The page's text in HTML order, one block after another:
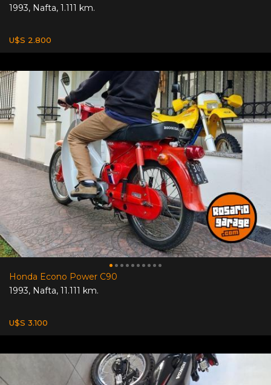
1993, Nafta, 1.111 km.
U$S 2.800
Honda Econo Power C90
1993, Nafta, 11.111 km.
U$S 3.100